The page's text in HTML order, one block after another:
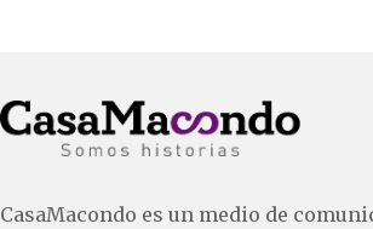
CasaMacondo es un medio de